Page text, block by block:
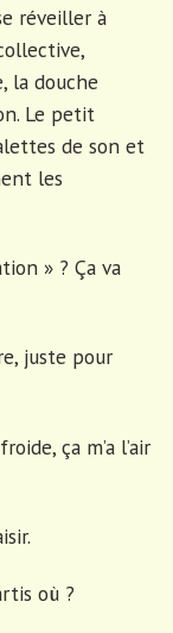
réveiller à
la douche
Le petit
de son et
les
» ? Ça va
juste pour
ça m’a l’air
où ?